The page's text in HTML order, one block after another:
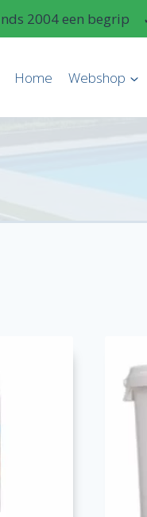
2004 een begrip
Home Webshop